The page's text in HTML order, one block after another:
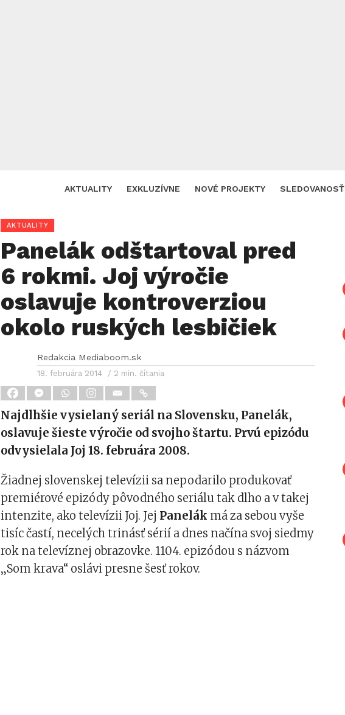
AKTUALITY EXKLUZÍVNE NOVÉ PROJEKTY SLEDOVANOSŤ
AKTUALITY
Panelák odštartoval pred
6 rokmi. Joj výročie
oslavuje kontroverziou
okolo ruských lesbičiek
Redakcia Mediaboom.sk
18. februára 2014 / 2 min. čítania
Najdlhšie vysielaný seriál na Slovensku, Panelák,
oslavuje šieste výročie od svojho štartu. Prvú epizódu
odvysielala Joj 18. februára 2008.
Žiadnej slovenskej televízii sa nepodarilo produkovať
premiérové epizódy pôvodného seriálu tak dlho a v takej
intenzite, ako televízii Joj. Jej Panelák má za sebou vyše
tisíc častí, necelých trinásť sérií a dnes načína svoj siedmy
rok na televíznej obrazovke. 1104. epizódou s názvom
„Som krava“ oslávi presne šesť rokov.